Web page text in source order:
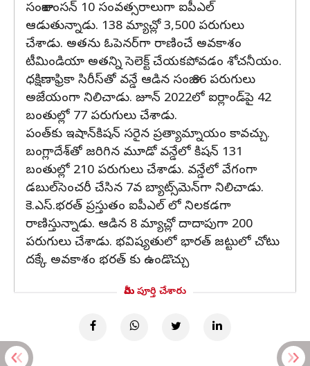
సంజుశాంసన్ 10 సంవత్సరాలుగా ఐపీఎల్
ఆడుతున్నాడు. 138 మ్యాచ్లో 3,500 పరుగులు
చేశాడు. అతను ఓపెనర్‌గా రాణించే అవకాశం
టీమిండియా అతన్ని సెలెక్ట్ చేయకపోవడం శోచనీయం.
ధక్షిణాఫ్రికా సిరీస్‌తో వన్డే ఆడిన సంజు 86 పరుగులు
అజేయంగా నిలిచాడు. జూన్ 2022లో ఐర్లాండ్‌పై 42
బంతుల్లో 77 పరుగులు చేశాడు.
పంత్‌కు ఇషాన్‌కిషన్ సరైన ప్రత్యామ్నాయం కావచ్చు.
బంగ్లాదేశ్‌తో జరిగిన మూడో వన్డేలో కిషన్ 131
బంతుల్లో 210 పరుగులు చేశాడు. వన్డేలో వేగంగా
డబుల్‌సెంచరీ చేసిన 7వ బ్యాట్స్‌మెన్‌గా నిలిచాడు.
కె.ఎస్.భరత్ ప్రస్తుతం ఐపీఎల్ లో నిలకడగా
రాణిస్తున్నాడు. ఆడిన 8 మ్యాచ్లో దాదాపుగా 200
పరుగులు చేశాడు. భవిష్యతులో భారత్ జట్టులో చోటు
దక్కే అవకాశం భరత్ కు ఉండొచ్చు
మీరు పూర్తి చేశారు